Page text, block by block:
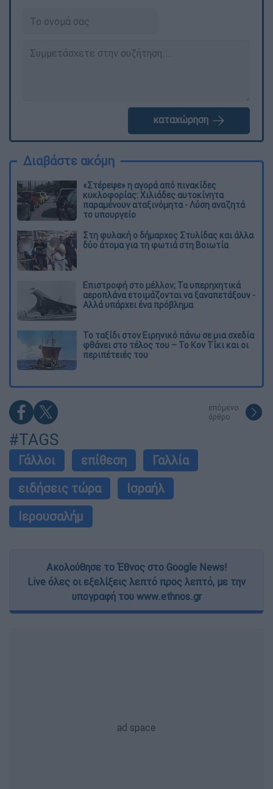
καταχώρηση
Διαβάστε ακόμη
«Στέρεψε» η αγορά από πινακίδες
κυκλοφορίας: Χιλιάδες αυτοκίνητα
παραμένουν αταξινόμητα - Λύση αναζητά
το υπουργείο
Στη φυλακή ο δήμαρχος Στυλίδας και άλλα
δύο άτομα για τη φωτιά στη Βοιωτία
Επιστροφή στο μέλλον; Τα υπερηχητικά
αεροπλάνα ετοιμάζονται να ξαναπετάξουν -
Αλλά υπάρχει ένα πρόβλημα
Το ταξίδι στον Ειρηνικό πάνω σε μια σχεδία
φθάνει στο τέλος του – Το Κον Τίκι και οι
περιπέτειές του
επόμενο
άρθρο
#TAGS
Γάλλοι επίθεση
Γαλλία
ειδήσεις τώρα
Ισραήλ
Ιερουσαλήμ
Ακολούθησε το Έθνος στο Google News!
Live όλες οι εξελίξεις λεπτό προς λεπτό, με την
υπογραφή του www.ethnos.gr